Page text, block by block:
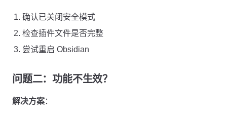
确认已关闭安全模式
检查插件文件是否完整
尝试重启 Obsidian
问题二：功能不生效？
解决方案：